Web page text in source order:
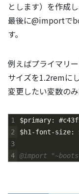
とします）を作成
最後に@importで
す。
例えばプライマリ
サイズを1.2remに
変更したい変数のみ
1
2
3
4
$primary:
$h1-font-size:
@import